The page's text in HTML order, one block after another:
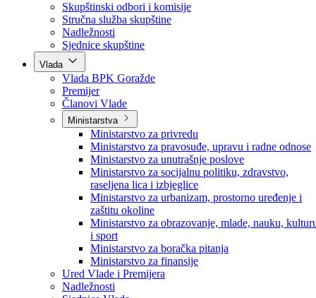
Poslanici po strankama
Poslanici po klubovima naroda
Kolegij skupštine
Skupštinski odbori i komisije
Stručna služba skupštine
Nadležnosti
Sjednice skupštine
Vlada
Vlada BPK Goražde
Premijer
Članovi Vlade
Ministarstva
Ministarstvo za privredu
Ministarstvo za pravosuđe, upravu i radne odnose
Ministarstvo za unutrašnje poslove
Ministarstvo za socijalnu politiku, zdravstvo,
raseljena lica i izbjeglice
Ministarstvo za urbanizam, prostorno uređenje i
zaštitu okoline
Ministarstvo za obrazovanje, mlade, nauku,
i sport
Ministarstvo za boračka pitanja